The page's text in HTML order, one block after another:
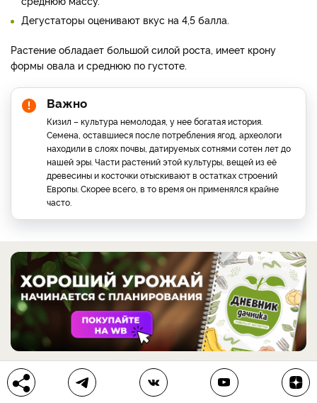
Дегустаторы оценивают вкус на 4,5 балла.
Растение обладает большой силой роста, имеет крону
формы овала и среднюю по густоте.
Важно
Кизил – культура немолодая, у нее богатая история.
Семена, оставшиеся после потребления ягод, археологи
находили в слоях почвы, датируемых сотнями сотен лет до
нашей эры. Части растений этой культуры, вещей из её
древесины и косточки отыскивают в остатках строений
Европы. Скорее всего, в то время он применялся крайне
часто.
Декоративные свойства кизила: